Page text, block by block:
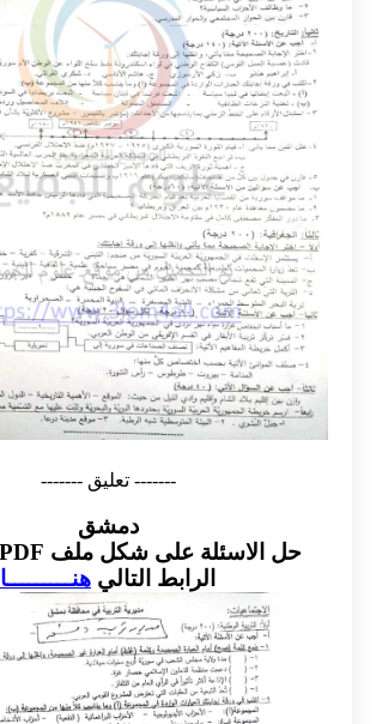
------- تعليق -------
دمشق
الرابط التالي هنـــــــــا